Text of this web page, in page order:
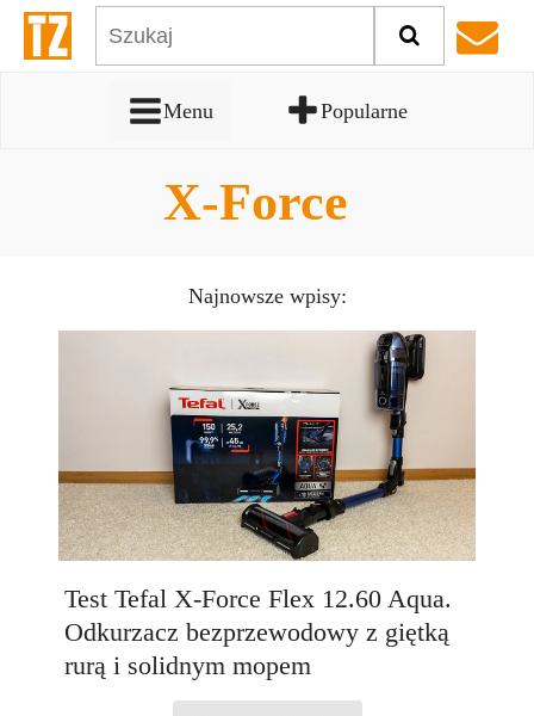
Menu Popularne
X-Force
Najnowsze wpisy:
Test Tefal X-Force Flex 12.60 Aqua.
Odkurzacz bezprzewodowy z giętką
rurą i solidnym mopem